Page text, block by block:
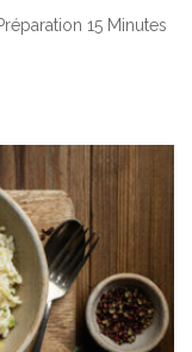
15 Minutes